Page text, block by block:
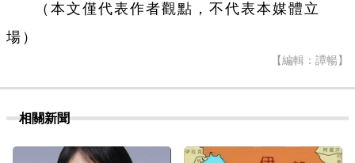
（本文僅代表作者觀點，不代表本媒體立
場）
【編輯：譚暢】
相關新聞